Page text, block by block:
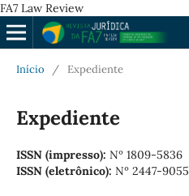
FA7 Law Review
Início / Expediente
Expediente
ISSN (impresso): Nº 1809-5836
ISSN (eletrônico): Nº 2447-9055